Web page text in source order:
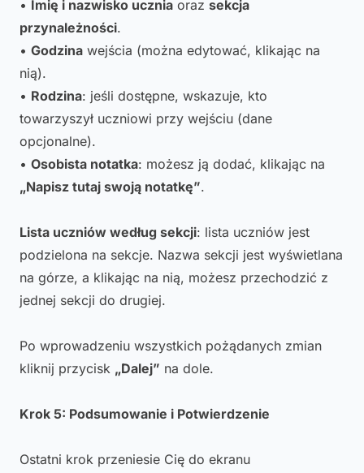
• Imię i nazwisko ucznia oraz sekcja
przynależności.
• Godzina wejścia (można edytować, klikając na
nią).
• Rodzina: jeśli dostępne, wskazuje, kto
towarzyszył uczniowi przy wejściu (dane
opcjonalne).
• Osobista notatka: możesz ją dodać, klikając na
„Napisz tutaj swoją notatkę”.
Lista uczniów według sekcji: lista uczniów jest
podzielona na sekcje. Nazwa sekcji jest wyświetlana
na górze, a klikając na nią, możesz przechodzić z
jednej sekcji do drugiej.
Po wprowadzeniu wszystkich pożądanych zmian
kliknij przycisk „Dalej” na dole.
Krok 5: Podsumowanie i Potwierdzenie
Ostatni krok przeniesie Cię do ekranu